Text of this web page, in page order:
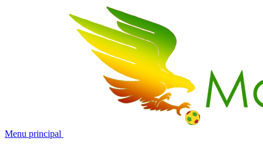
Menu principal